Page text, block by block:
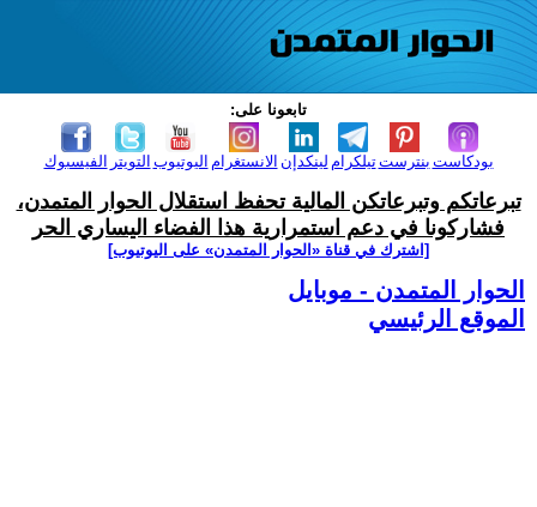
تابعونا على:
الفيسبوك التويتر اليوتيوب الانستغرام لينكدإن تيلكرامبنترست بودكاست
تبرعاتكم وتبرعاتكن المالية تحفظ استقلال الحوار المتمدن،
فشاركونا في دعم استمرارية هذا الفضاء اليساري الحر
[اشترك في قناة ‫«الحوار المتمدن» على اليوتيوب]
الحوار المتمدن - موبايل
الموقع الرئيسي